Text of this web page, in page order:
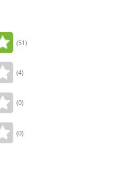
(51)
(4)
(0)
(0)